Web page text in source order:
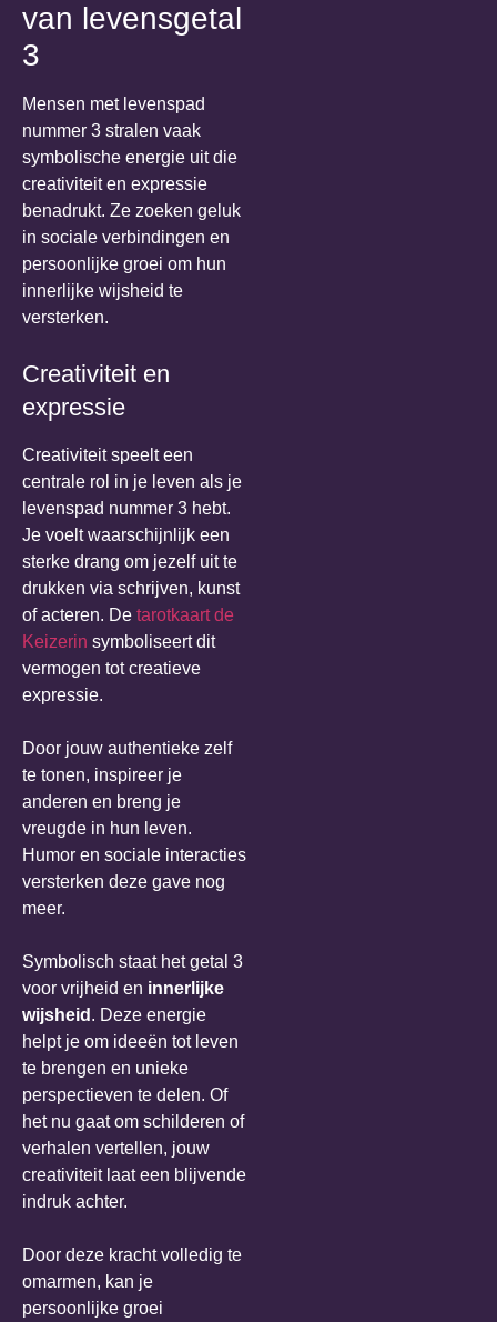
van levensgetal
3
Mensen met levenspad
nummer 3 stralen vaak
symbolische energie uit die
creativiteit en expressie
benadrukt. Ze zoeken geluk
in sociale verbindingen en
persoonlijke groei om hun
innerlijke wijsheid te
versterken.
Creativiteit en
expressie
Creativiteit speelt een
centrale rol in je leven als je
levenspad nummer 3 hebt.
Je voelt waarschijnlijk een
sterke drang om jezelf uit te
drukken via schrijven, kunst
of acteren. De tarotkaart de
Keizerin symboliseert dit
vermogen tot creatieve
expressie.
Door jouw authentieke zelf
te tonen, inspireer je
anderen en breng je
vreugde in hun leven.
Humor en sociale interacties
versterken deze gave nog
meer.
Symbolisch staat het getal 3
voor vrijheid en innerlijke
wijsheid . Deze energie
helpt je om ideeën tot leven
te brengen en unieke
perspectieven te delen. Of
het nu gaat om schilderen of
verhalen vertellen, jouw
creativiteit laat een blijvende
indruk achter.
Door deze kracht volledig te
omarmen, kan je
persoonlijke groei